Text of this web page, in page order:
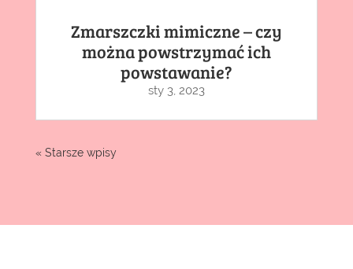
Zmarszczki mimiczne – czy
można powstrzymać ich
powstawanie?
sty 3, 2023
« Starsze wpisy